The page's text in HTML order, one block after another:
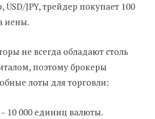
JPY, трейдер покупает 100
иены.
не всегда обладают столь
поэтому брокеры
лоты для торговли:
10 000 единиц валюты.